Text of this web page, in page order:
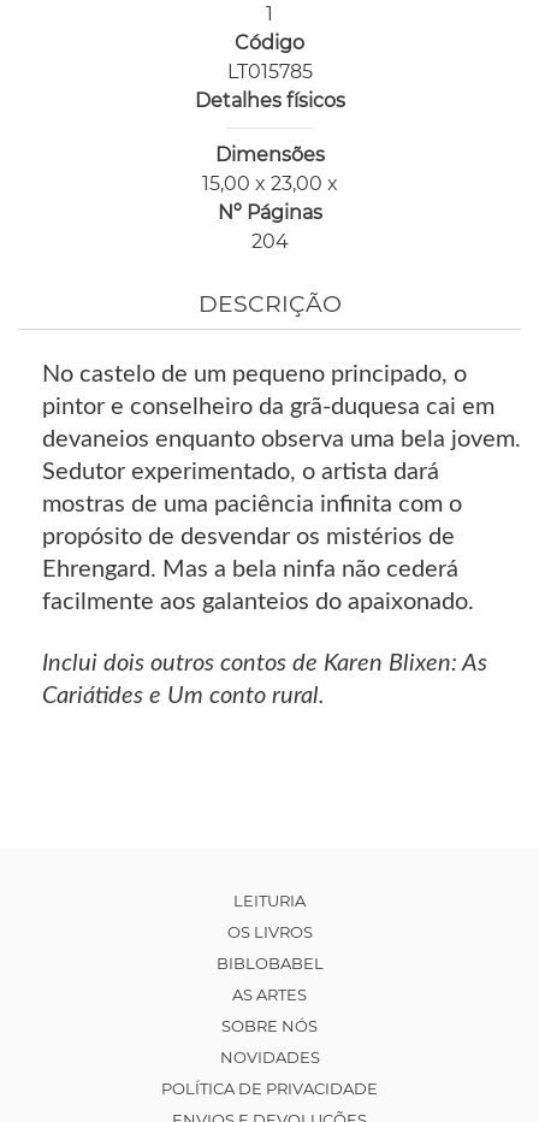
1
Código
LT015785
Detalhes físicos
Dimensões
15,00 x 23,00 x
Nº Páginas
204
DESCRIÇÃO
No castelo de um pequeno principado, o
pintor e conselheiro da grã-duquesa cai em
devaneios enquanto observa uma bela jovem.
Sedutor experimentado, o artista dará
mostras de uma paciência infinita com o
propósito de desvendar os mistérios de
Ehrengard. Mas a bela ninfa não cederá
facilmente aos galanteios do apaixonado.
Inclui dois outros contos de Karen Blixen: As
Cariátides e Um conto rural.
LEITURIA
OS LIVROS
BIBLOBABEL
AS ARTES
SOBRE NÓS
NOVIDADES
POLÍTICA DE PRIVACIDADE